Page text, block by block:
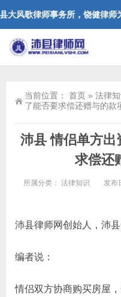
大风歌律师事务所，饶健律师
当前位置： 首页 » 法律
了能否要求偿还赠与的款
沛县 情侣单方
求偿还
所属分类： 法律知识 发布
沛县律师网创始人，沛
编者说：
情侣双方协商购买房屋